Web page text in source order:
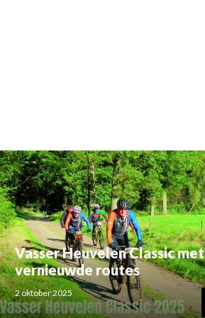
Vasser Heuvelen Classic met
vernieuwde routes
2 oktober 2025